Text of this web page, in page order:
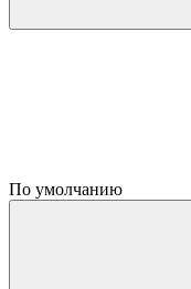
По умолчанию